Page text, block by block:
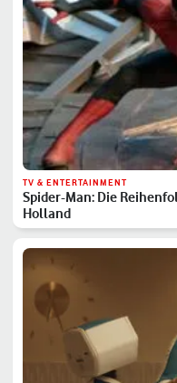
TV & ENTERTAINMENT
Spider-Man: Die
Holland